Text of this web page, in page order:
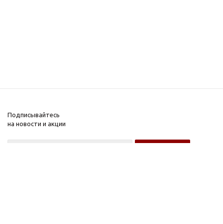
Подписывайтесь
на новости и акции